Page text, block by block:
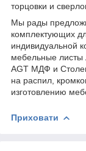
торцовки и
Мы рады
комплектующих
индивидуальной
мебельные
AGT МДФ и
на распил,
изготовлению
Приховати